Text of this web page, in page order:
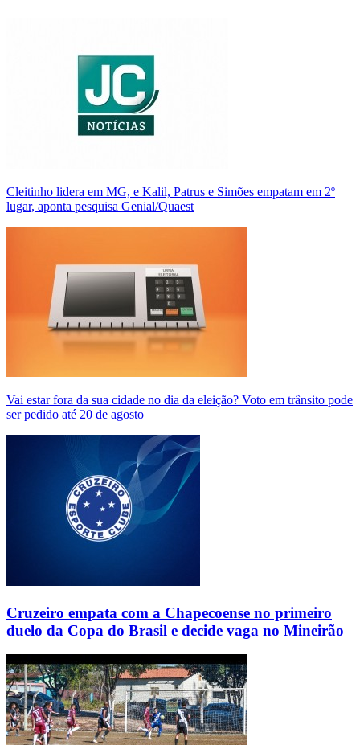
Cleitinho lidera em MG, e Kalil, Patrus e Simões empatam em 2º
lugar, aponta pesquisa Genial/Quaest
Vai estar fora da sua cidade no dia da eleição? Voto em trânsito pode
ser pedido até 20 de agosto
Cruzeiro empata com a Chapecoense no primeiro
duelo da Copa do Brasil e decide vaga no Mineirão